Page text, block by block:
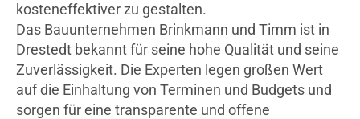
kosteneffektiver zu gestalten.
Das Bauunternehmen Brinkmann und Timm ist in
Drestedt bekannt für seine hohe Qualität und seine
Zuverlässigkeit. Die Experten legen großen Wert
auf die Einhaltung von Terminen und Budgets und
sorgen für eine transparente und offene